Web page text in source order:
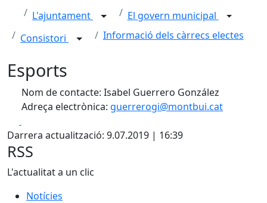
L'ajuntament
El govern municipal
Consistori
Informació dels càrrecs electes
Esports
Nom de contacte: Isabel Guerrero González
Adreça electrònica: guerrerogi@montbui.cat
Darrera actualització: 9.07.2019 | 16:39
RSS
L'actualitat a un clic
Notícies